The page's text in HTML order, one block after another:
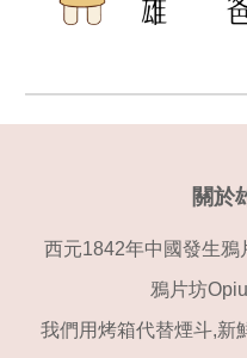
關於
西元1842年中國發生鴉
鴉片坊
我們用烤箱代替煙斗,新